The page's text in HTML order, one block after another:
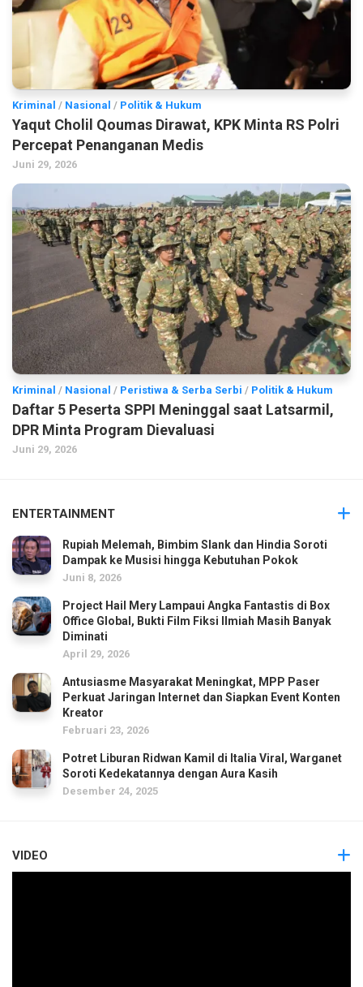
Kriminal / Nasional / Politik & Hukum
Yaqut Cholil Qoumas Dirawat, KPK Minta RS Polri
Percepat Penanganan Medis
Juni 29, 2026
Kriminal / Nasional / Peristiwa & Serba Serbi / Politik & Hukum
Daftar 5 Peserta SPPI Meninggal saat Latsarmil,
DPR Minta Program Dievaluasi
Juni 29, 2026
ENTERTAINMENT
Rupiah Melemah, Bimbim Slank dan Hindia Soroti
Dampak ke Musisi hingga Kebutuhan Pokok
Juni 8, 2026
Project Hail Mery Lampaui Angka Fantastis di Box
Office Global, Bukti Film Fiksi Ilmiah Masih Banyak
Diminati
April 29, 2026
Antusiasme Masyarakat Meningkat, MPP Paser
Perkuat Jaringan Internet dan Siapkan Event Konten
Kreator
Februari 23, 2026
Potret Liburan Ridwan Kamil di Italia Viral, Warganet
Soroti Kedekatannya dengan Aura Kasih
Desember 24, 2025
VIDEO